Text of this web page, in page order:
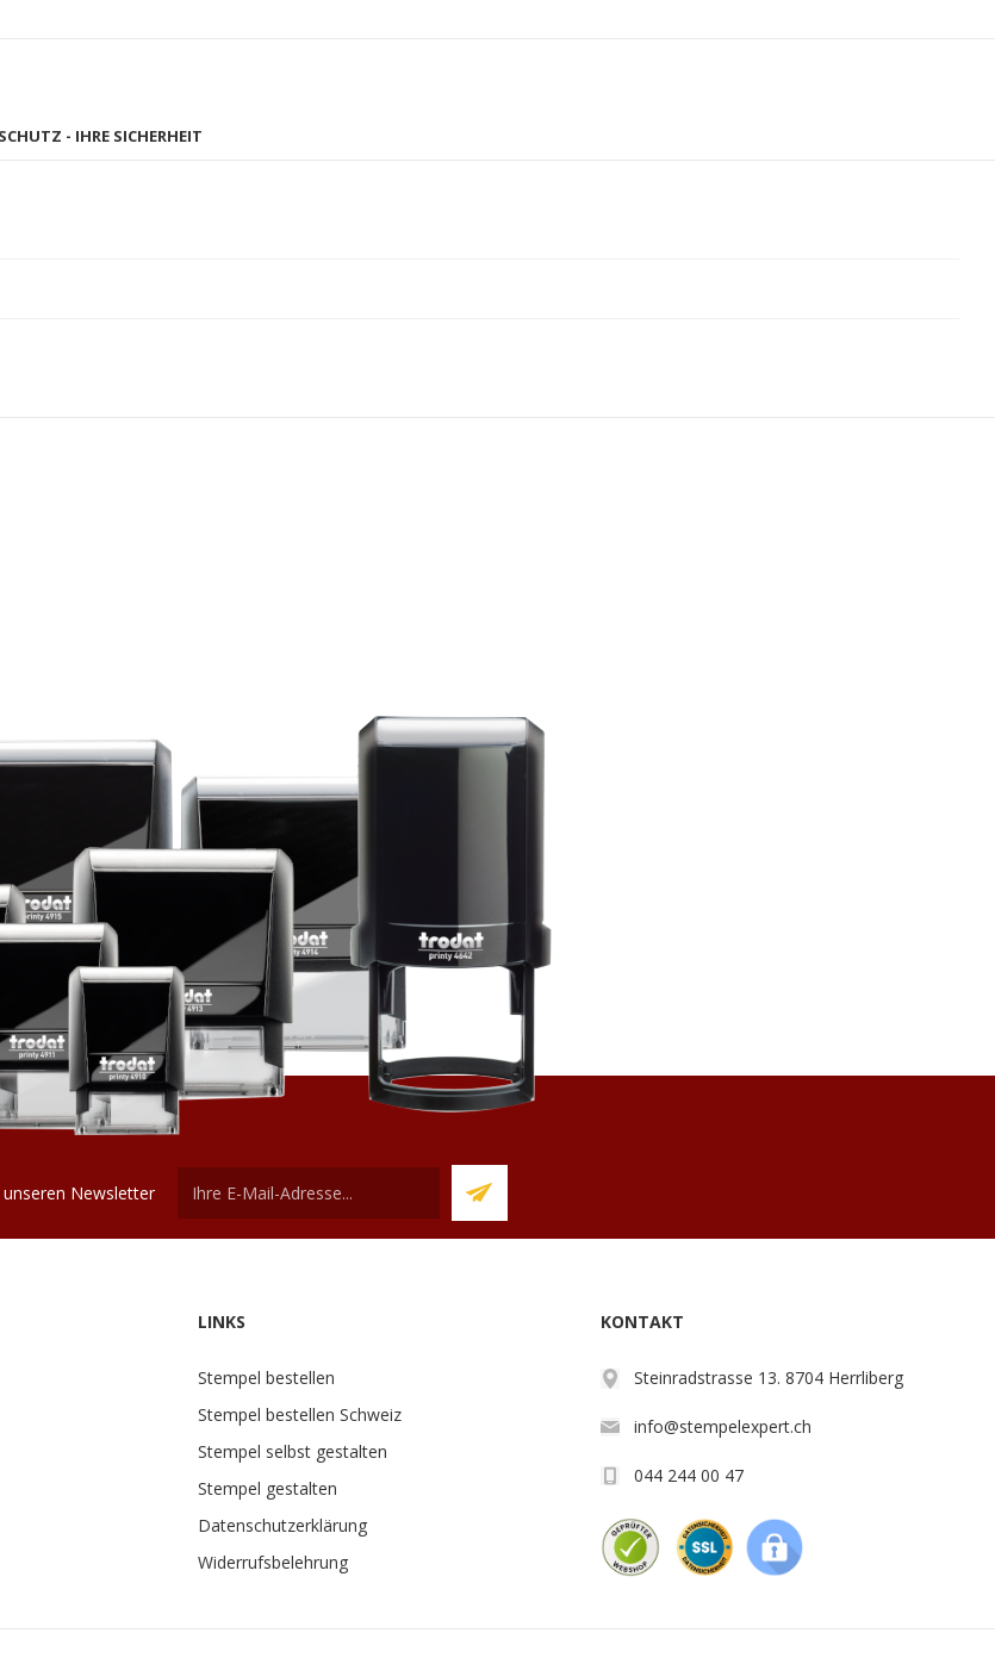
- IHRE SICHERHEIT
Newsletter
LINKS
Stempel bestellen
Stempel bestellen Schweiz
Stempel selbst gestalten
Stempel gestalten
Datenschutzerklärung
Widerrufsbelehrung
KONTAKT
Steinradstrasse 13. 8704 Herrliberg
info@stempelexpert.ch
044 244 00 47